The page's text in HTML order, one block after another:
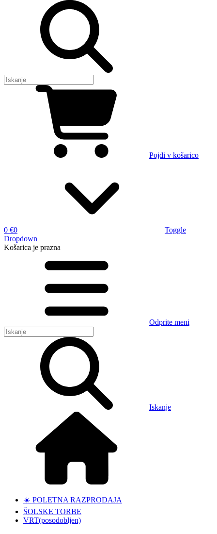
Pojdi v košarico
0 €0
Toggle
Dropdown
Košarica je prazna
Odprite meni
Iskanje
☀️ POLETNA RAZPRODAJA
ŠOLSKE TORBE
VRT(posodobljen)